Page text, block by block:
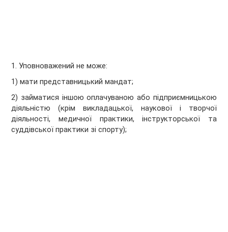
1. Уповноважений не може:
1) мати представницький мандат;
2) займатися іншою оплачуваною або підприємницькою
діяльністю (крім викладацької, наукової і творчої
діяльності, медичної практики, інструкторської та
суддівської практики зі спорту);